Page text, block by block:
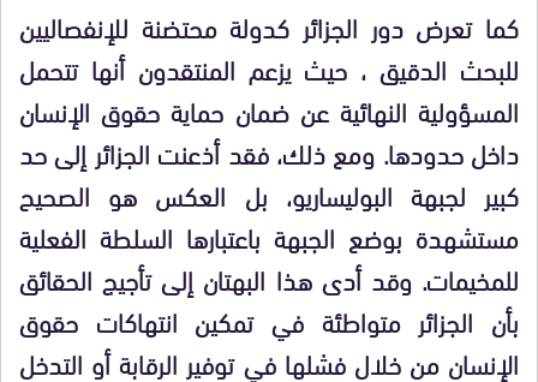
كما تعرض دور الجزائر كدولة محتضنة للإنفصاليين
للبحث الدقيق ، حيث يزعم المنتقدون أنها تتحمل
المسؤولية النهائية عن ضمان حماية حقوق الإنسان
داخل حدودها. ومع ذلك، فقد أذعنت الجزائر إلى حد
كبير لجبهة البوليساريو، بل العكس هو الصحيح
مستشهدة بوضع الجبهة باعتبارها السلطة الفعلية
للمخيمات. وقد أدى هذا البهتان إلى تأجيج الحقائق
بأن الجزائر متواطئة في تمكين انتهاكات حقوق
الإنسان من خلال فشلها في توفير الرقابة أو التدخل